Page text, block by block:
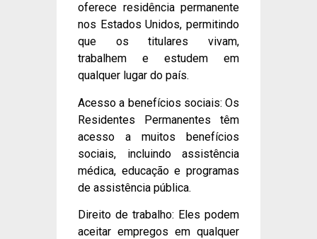
oferece residência permanente
nos Estados Unidos, permitindo
que os titulares vivam,
trabalhem e estudem em
qualquer lugar do país.
Acesso a benefícios sociais: Os
Residentes Permanentes têm
acesso a muitos benefícios
sociais, incluindo assistência
médica, educação e programas
de assistência pública.
Direito de trabalho: Eles podem
aceitar empregos em qualquer